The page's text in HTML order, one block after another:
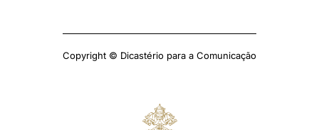
Copyright © Dicastério para a Comunicação